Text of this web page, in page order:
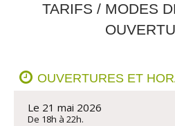
TARIFS / MODES
OUVERTURES ET
Le 21 mai 2026
De 18h à 22h.